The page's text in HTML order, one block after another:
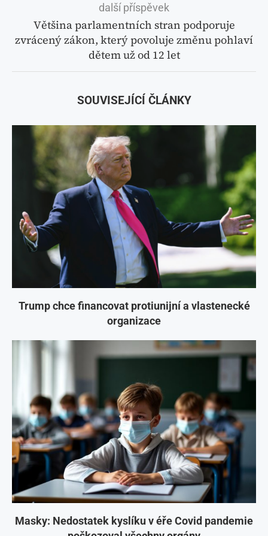
další příspěvek
Většina parlamentních stran podporuje
zvrácený zákon, který povoluje změnu pohlaví
dětem už od 12 let
SOUVISEJÍCÍ ČLÁNKY
Trump chce financovat protiunijní a vlastenecké
organizace
Masky: Nedostatek kyslíku v éře Covid pandemie